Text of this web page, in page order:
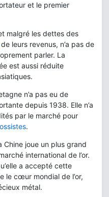
et le premier
malgré les dettes des
de leurs revenus, n’a pas de
parler. La
est aussi réduite
n’a pas eu de
depuis 1938. Elle n’a
par le marché pour
.
Chine joue un plus grand
international de l’or.
a accepté cette
le cœur mondial de l’or,
métal.